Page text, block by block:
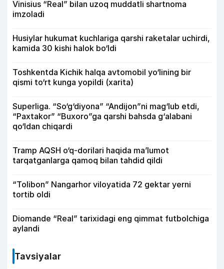
Vinisius “Real” bilan uzoq muddatli shartnoma
imzoladi
Husiylar hukumat kuchlariga qarshi raketalar uchirdi,
kamida 30 kishi halok bo‘ldi
Toshkentda Kichik halqa avtomobil yo‘lining bir
qismi to‘rt kunga yopildi (xarita)
Superliga. “So‘g‘diyona” “Andijon”ni mag‘lub etdi,
“Paxtakor” “Buxoro”ga qarshi bahsda g‘alabani
qo‘ldan chiqardi
Tramp AQSH o‘q-dorilari haqida ma’lumot
tarqatganlarga qamoq bilan tahdid qildi
“Tolibon” Nangarhor viloyatida 72 gektar yerni
tortib oldi
Diomande “Real” tarixidagi eng qimmat futbolchiga
aylandi
Tavsiyalar